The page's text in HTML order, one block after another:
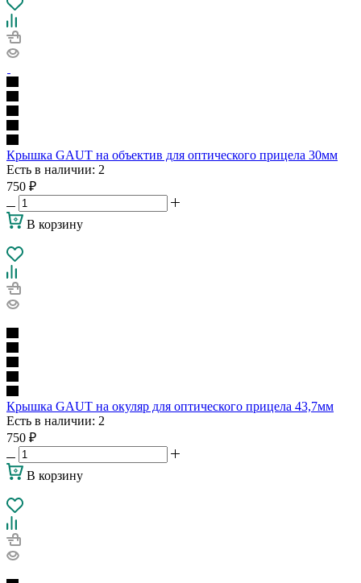
Крышка GAUT на объектив для оптического прицела 30мм
Есть в наличии: 2
750 ₽
В корзину
Крышка GAUT на окуляр для оптического прицела 43,7мм
Есть в наличии: 2
750 ₽
В корзину